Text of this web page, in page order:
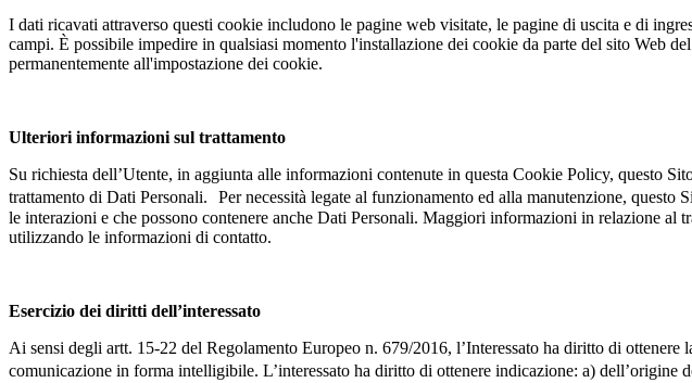
I dati ricavati attraverso questi cookie includono le pagine web visitate, le pagine di uscita e di
campi. È possibile impedire in qualsiasi momento l'installazione dei cookie da parte del sito Web
permanentemente all'impostazione dei cookie.
Ulteriori informazioni sul trattamento
Su richiesta dell’Utente, in aggiunta alle informazioni contenute in questa Cookie Policy, questo
trattamento di Dati Personali. Per necessità legate al funzionamento ed alla manutenzione,
le interazioni e che possono contenere anche Dati Personali. Maggiori informazioni in relazione al
utilizzando le informazioni di contatto.
Esercizio dei diritti dell’interessato
Ai sensi degli artt. 15-22 del Regolamento Europeo n. 679/2016, l’Interessato ha diritto di
comunicazione in forma intelligibile. L’interessato ha diritto di ottenere indicazione: a)